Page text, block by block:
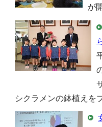
が
シクラメンの鉢植えを